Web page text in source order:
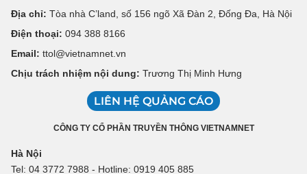
Địa chỉ: Tòa nhà C’land, số 156 ngõ Xã Đàn 2, Đống Đa, Hà Nội
Điện thoại: 094 388 8166
Email: ttol@vietnamnet.vn
Chịu trách nhiệm nội dung: Trương Thị Minh Hưng
LIÊN HỆ QUẢNG CÁO
CÔNG TY CỔ PHẦN TRUYỀN THÔNG VIETNAMNET
Hà Nội
Tel: 04 3772 7988 - Hotline: 0919 405 885